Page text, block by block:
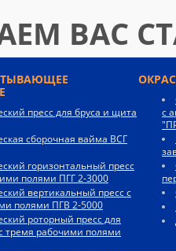
ВАС
с
пресс для бруса и щита
сборочная вайма ВСГ
горизонтальный пресс
полями ПГГ 2-3000
вертикальный пресс с
полями ПГВ 2-5000
роторный пресс для
тремя рабочими полями